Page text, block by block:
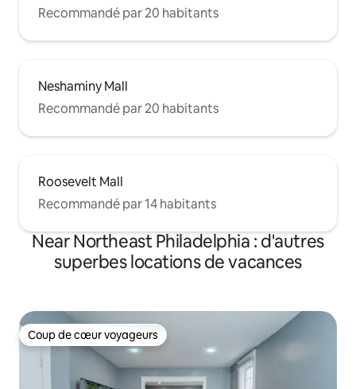
Recommandé par 20 habitants
Neshaminy Mall
Recommandé par 20 habitants
Roosevelt Mall
Recommandé par 14 habitants
Near Northeast Philadelphia : d'autres
superbes locations de vacances
Coup de cœur voyageurs
Coup de cœur voyageurs